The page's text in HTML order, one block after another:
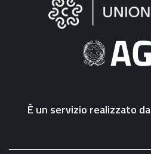
"Fattura
Elettronica"
È un servizio realizzato da